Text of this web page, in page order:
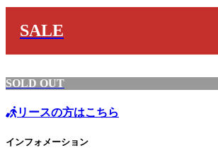
SALE
SOLD OUT
リースの方はこちら
インフォメーション